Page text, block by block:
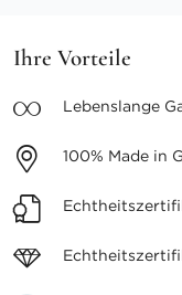
Ihre Vorteile
Lebenslange
100% Made in